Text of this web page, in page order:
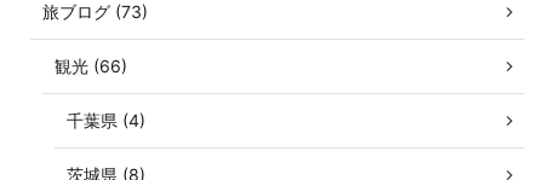
旅ブログ (73)
観光 (66)
千葉県 (4)
茨城県 (8)